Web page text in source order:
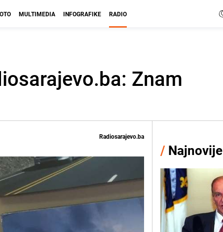
MULTIMEDIA INFOGRAFIKE RADIO
Znam
Radiosarajevo.ba
/ Najnovije